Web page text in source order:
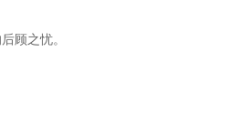
顾之忧。